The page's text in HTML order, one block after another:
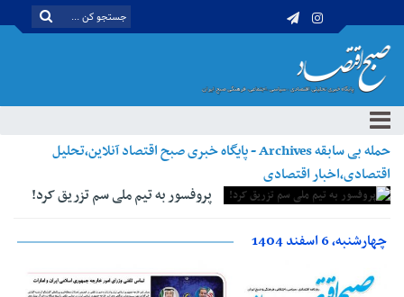
حمله بی سابقه Archives - پایگاه خبری صبح اقتصاد آنلاین،تحلیل
اقتصادی،اخبار اقتصادی
پروفسور به تیم ملی سم تزریق کرد!
چهارشنبه، 6 اسفند 1404